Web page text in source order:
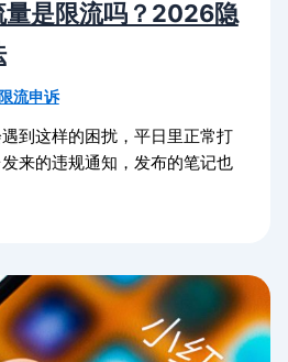
量是限流吗？2026隐
流申诉
到这样的困扰，平日里正常打
来的违规通知，发布的笔记也